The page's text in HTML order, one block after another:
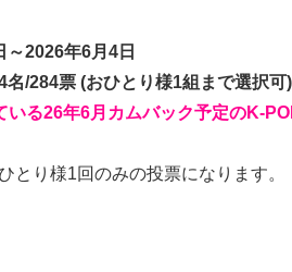
2026年6月4日
/284票 (おひとり様1組まで選択可)
いる26年6月カムバック予定のK-
とり様1回のみの投票になります。